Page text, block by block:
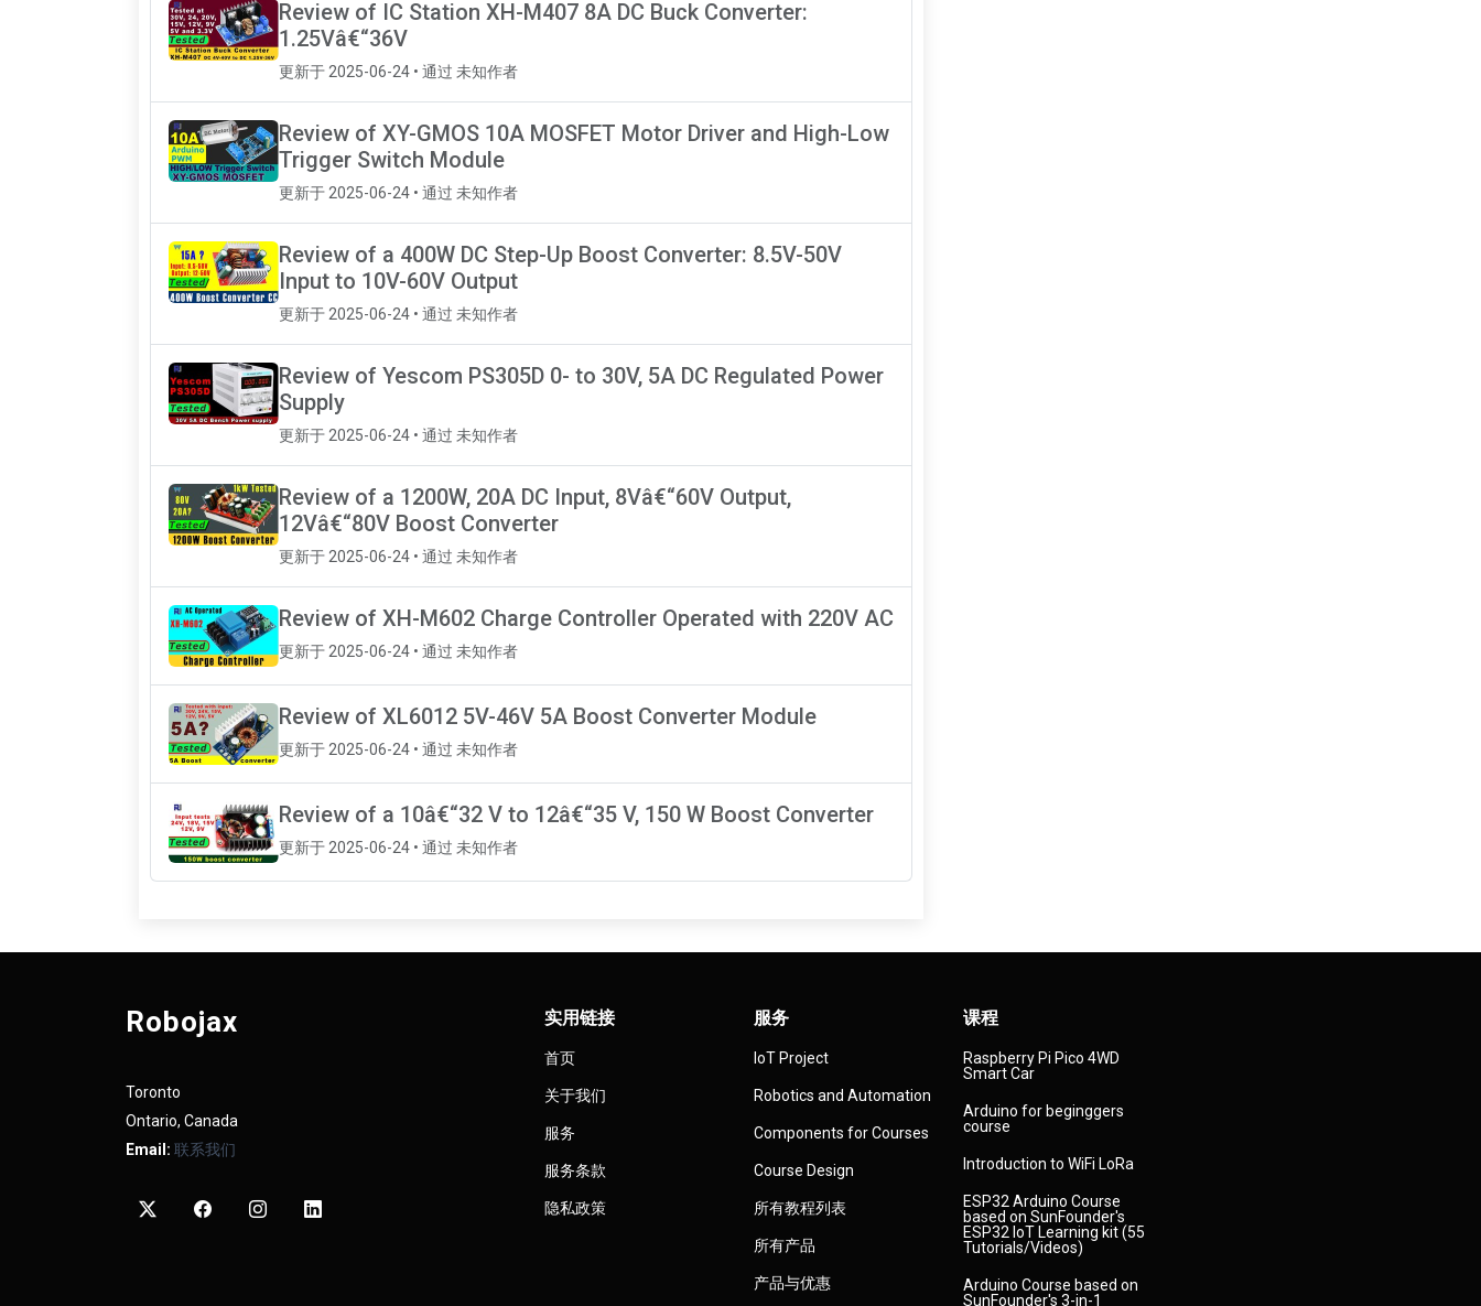
Review of IC Station XH-M407 8A DC Buck Converter:
1.25Vâ€“36V
更新于 2025-06-24 • 通过 未知作者
Review of XY-GMOS 10A MOSFET Motor Driver and High-Low
Trigger Switch Module
更新于 2025-06-24 • 通过 未知作者
Review of a 400W DC Step-Up Boost Converter: 8.5V-50V
Input to 10V-60V Output
更新于 2025-06-24 • 通过 未知作者
Review of Yescom PS305D 0- to 30V, 5A DC Regulated Power
Supply
更新于 2025-06-24 • 通过 未知作者
Review of a 1200W, 20A DC Input, 8Vâ€“60V Output,
12Vâ€“80V Boost Converter
更新于 2025-06-24 • 通过 未知作者
Review of XH-M602 Charge Controller Operated with 220V AC
更新于 2025-06-24 • 通过 未知作者
Review of XL6012 5V-46V 5A Boost Converter Module
更新于 2025-06-24 • 通过 未知作者
Review of a 10â€“32 V to 12â€“35 V, 150 W Boost Converter
更新于 2025-06-24 • 通过 未知作者
Robojax
Toronto
Ontario, Canada
Email: 联系我们
实用链接
首页
关于我们
服务
服务条款
隐私政策
服务
IoT Project
Robotics and Automation
Components for Courses
Course Design
所有教程列表
所有产品
产品与优惠
课程
Raspberry Pi Pico 4WD
Smart Car
Arduino for beginggers
course
Introduction to WiFi LoRa
ESP32 Arduino Course
based on SunFounder's
ESP32 IoT Learning kit (55
Tutorials/Videos)
Arduino Course based on
SunFounder's 3-in-1